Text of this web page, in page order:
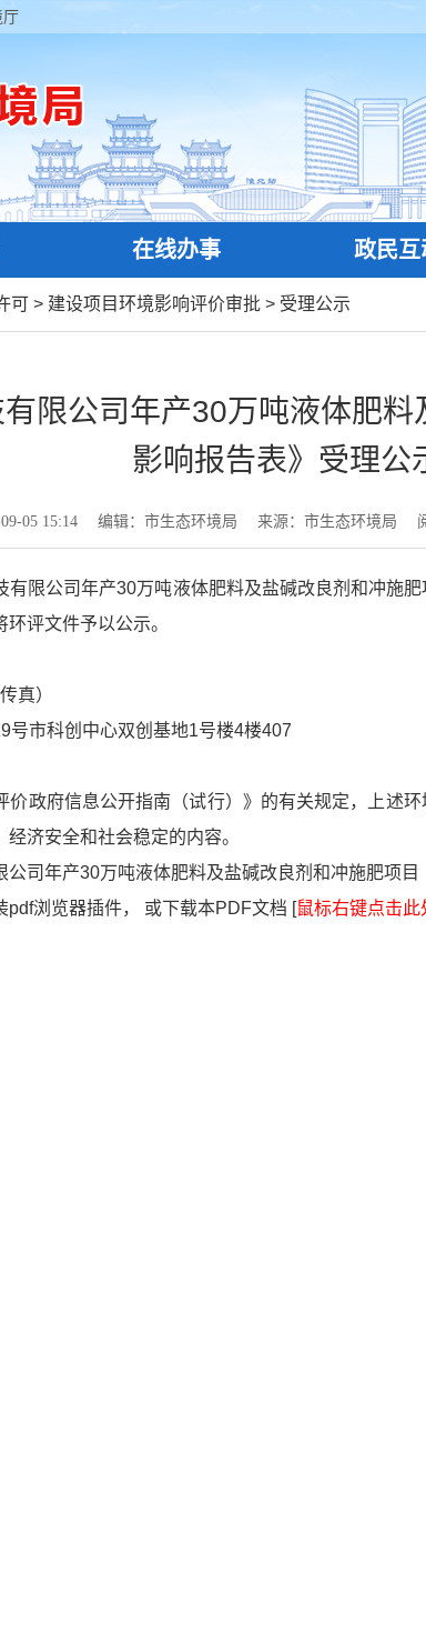
厅
在线办事 政民互
可 > 建设项目环境影响评价审批 > 受理公示
有限公司年产30万吨液体肥
影响报告表》受理公
05 15:14 编辑：市生态环境局 来源：市生态环境局
有限公司年产30万吨液体肥料及盐碱改良剂和冲施
评文件予以公示。
真）
号市科创中心双创基地1号楼4楼407
价政府信息公开指南（试行）》的有关规定，上述
济安全和社会稳定的内容。
公司年产30万吨液体肥料及盐碱改良剂和冲施肥项目
浏览器插件， 或下载本PDF文档 [鼠标右键点击此